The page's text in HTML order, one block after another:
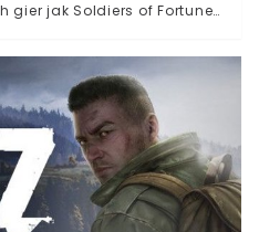
gier jak Soldiers of Fortune
zapowiedziało swoją
poskąpili nam
na pewno, że będzie
strzał w dziesiątkę, gdyż
przy produkcji DayZ.
spodziewać się już